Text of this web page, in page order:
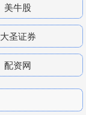
美牛股
大圣证券
配资网